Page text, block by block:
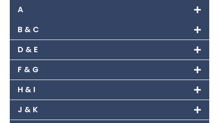
A
B & C
D & E
F & G
H & I
J & K